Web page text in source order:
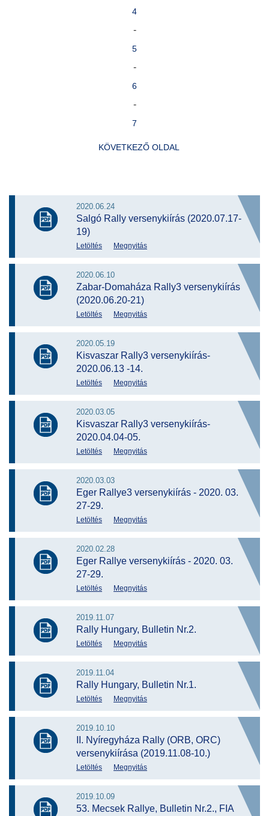
4
-
5
-
6
-
7
KÖVETKEZŐ OLDAL
2020.06.24
Salgó Rally versenykiírás (2020.07.17-
19)
Letöltés Megnyitás
2020.06.10
Zabar-Domaháza Rally3 versenykiírás
(2020.06.20-21)
Letöltés Megnyitás
2020.05.19
Kisvaszar Rally3 versenykiírás-
2020.06.13 -14.
Letöltés Megnyitás
2020.03.05
Kisvaszar Rally3 versenykiírás-
2020.04.04-05.
Letöltés Megnyitás
2020.03.03
Eger Rallye3 versenykiírás - 2020. 03.
27-29.
Letöltés Megnyitás
2020.02.28
Eger Rallye versenykiírás - 2020. 03.
27-29.
Letöltés Megnyitás
2019.11.07
Rally Hungary, Bulletin Nr.2.
Letöltés Megnyitás
2019.11.04
Rally Hungary, Bulletin Nr.1.
Letöltés Megnyitás
2019.10.10
II. Nyíregyháza Rally (ORB, ORC)
versenykiírása (2019.11.08-10.)
Letöltés Megnyitás
2019.10.09
53. Mecsek Rallye, Bulletin Nr.2., FIA